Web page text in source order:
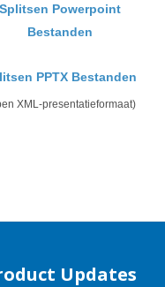
Splitsen Powerpoint
Bestanden
PPTX Bestanden
XML-presentatieformaat)
Updates